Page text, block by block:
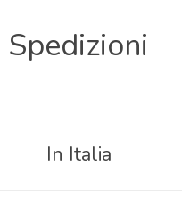
Spedizioni
In Italia